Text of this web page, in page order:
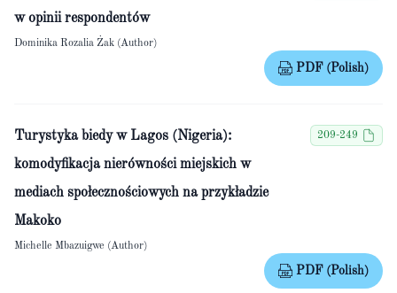
w opinii respondentów
Dominika Rozalia Żak (Author)
PDF (Polish)
Turystyka biedy w Lagos (Nigeria):
komodyfikacja nierówności miejskich w
mediach społecznościowych na przykładzie
Makoko
209-249
Michelle Mbazuigwe (Author)
PDF (Polish)